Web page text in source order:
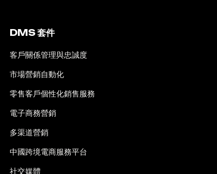
DMS 套件
客戶關係管理與忠誠度
市場營銷自動化
零售客戶個性化銷售服務
電子商務營銷
多渠道營銷
中國跨境電商服務平台
社交媒體